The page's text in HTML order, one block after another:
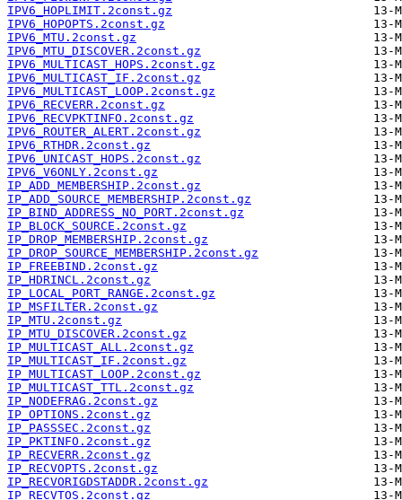
IPV6_HOPLIMIT.2const.gz
IPV6_HOPOPTS.2const.gz
IPV6_MTU.2const.gz
IPV6_MTU_DISCOVER.2const.gz
IPV6_MULTICAST_HOPS.2const.gz
IPV6_MULTICAST_IF.2const.gz
IPV6_MULTICAST_LOOP.2const.gz
IPV6_RECVERR.2const.gz
IPV6_RECVPKTINFO.2const.gz
IPV6_ROUTER_ALERT.2const.gz
IPV6_RTHDR.2const.gz
IPV6_UNICAST_HOPS.2const.gz
IPV6_V6ONLY.2const.gz
IP_ADD_MEMBERSHIP.2const.gz
IP_ADD_SOURCE_MEMBERSHIP.2const.gz
IP_BIND_ADDRESS_NO_PORT.2const.gz
IP_BLOCK_SOURCE.2const.gz
IP_DROP_MEMBERSHIP.2const.gz
IP_DROP_SOURCE_MEMBERSHIP.2const.gz
IP_FREEBIND.2const.gz
IP_HDRINCL.2const.gz
IP_LOCAL_PORT_RANGE.2const.gz
IP_MSFILTER.2const.gz
IP_MTU.2const.gz
IP_MTU_DISCOVER.2const.gz
IP_MULTICAST_ALL.2const.gz
IP_MULTICAST_IF.2const.gz
IP_MULTICAST_LOOP.2const.gz
IP_MULTICAST_TTL.2const.gz
IP_NODEFRAG.2const.gz
IP_OPTIONS.2const.gz
IP_PASSSEC.2const.gz
IP_PKTINFO.2const.gz
IP_RECVERR.2const.gz
IP_RECVOPTS.2const.gz
IP_RECVORIGDSTADDR.2const.gz
IP_RECVTOS.2const.gz